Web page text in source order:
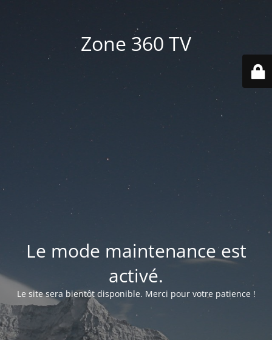
Zone 360 TV
Le mode maintenance est
activé.
Le site sera bientôt disponible. Merci pour votre patience !